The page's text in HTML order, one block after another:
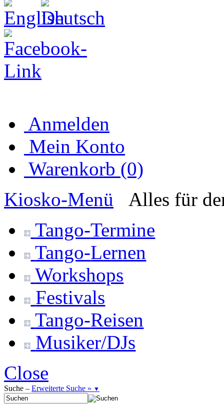
Anmelden
Mein Konto
Warenkorb (0)
Kiosko-Menü
Alles für
Tango-Termine
Tango-Lernen
Workshops
Festivals
Tango-Reisen
Musiker/DJs
Close
Suche – Erweiterte Suche » ▼